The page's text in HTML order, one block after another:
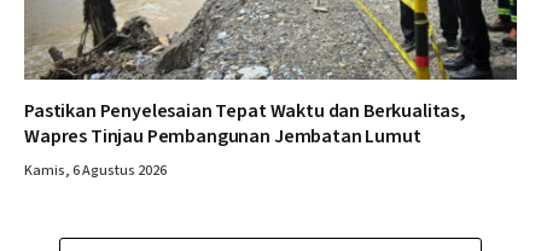
Pastikan Penyelesaian Tepat Waktu dan Berkualitas,
Wapres Tinjau Pembangunan Jembatan Lumut
Kamis, 6 Agustus 2026